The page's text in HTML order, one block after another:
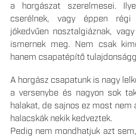
a horgászat szerelmesei.
cserélnek, vagy éppen régi
jókedvűen nosztalgiáznak,
ismernek meg. Nem csak
hanem csapatépítő
A horgász csapatunk is nagy
a versenybe és nagyon sok
halakat, de sajnos ez most nem
halacskák nekik kedveztek.
Pedig nem mondhatjuk azt